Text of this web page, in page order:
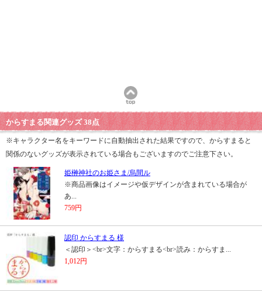
からすまる関連グッズ 38点
※キャラクター名をキーワードに自動抽出された結果ですので、からすまると
関係のないグッズが表示されている場合もございますのでご注意下さい。
姫榊神社のお姫さま/烏間ル
※商品画像はイメージや仮デザインが含まれている場合が
あ...
759円
認印 からすまる 様
＜認印＞<br>文字：からすまる<br>読み：からすま...
1,012円